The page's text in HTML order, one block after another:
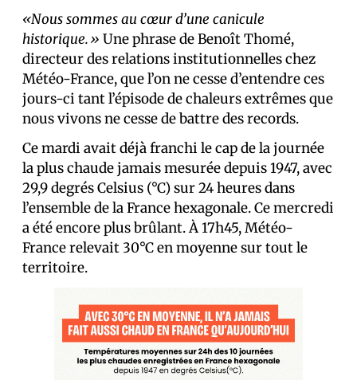
«Nous sommes au cœur d’une canicule
historique.» Une phrase de Benoît Thomé,
directeur des relations institutionnelles chez
Météo-France, que l’on ne cesse d’entendre ces
jours-ci tant l’épisode de chaleurs extrêmes que
nous vivons ne cesse de battre des records.
Ce mardi avait déjà franchi le cap de la journée
la plus chaude jamais mesurée depuis 1947, avec
29,9 degrés Celsius (°C) sur 24 heures dans
l’ensemble de la France hexagonale. Ce mercredi
a été encore plus brûlant. À 17h45, Météo-
France relevait 30°C en moyenne sur tout le
territoire.